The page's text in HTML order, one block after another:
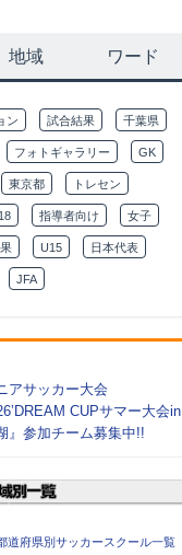
地域 ワード
ン 試合結果 千葉県
フォトギャラリー GK
東京都 トレセン
指導者向け 女子
U15 日本代表
JFA
アサッカー大会
CUPサマー大会in
』参加チーム募集中!!
道府県別サッカースクール一覧